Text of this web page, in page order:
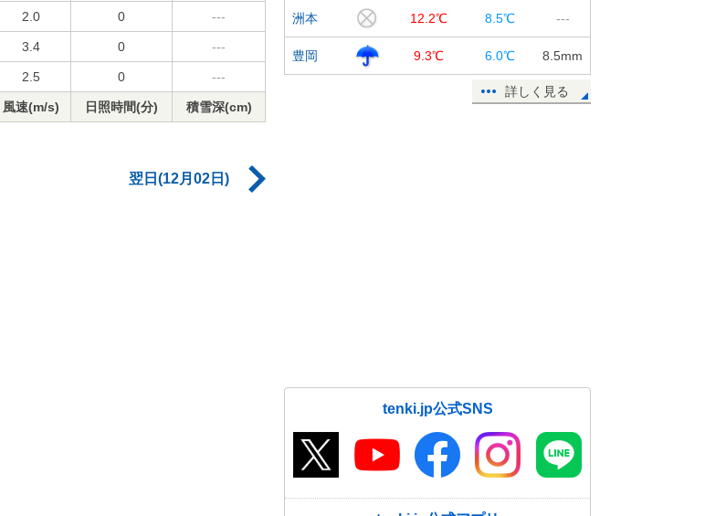
2.0 0 ---
3.4 0 ---
2.5 0 ---
風速(m/s) 日照時間(分) 積雪深(cm)
翌日(12月02日)
洲本 12.2℃ 8.5℃ ---
豊岡 9.3℃ 6.0℃ 8.5mm
詳しく見る
tenki.jp公式SNS